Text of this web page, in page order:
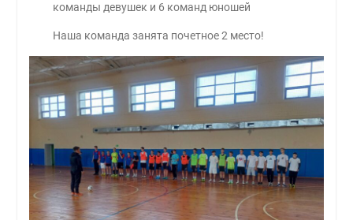
команды девушек и 6 команд юношей
Наша команда занята почетное 2 место!